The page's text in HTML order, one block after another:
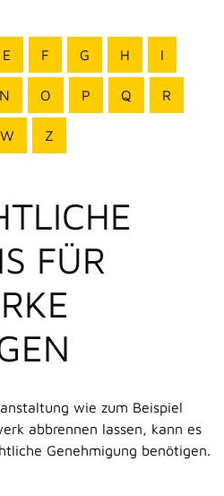
E F G H I
N O P Q R
W Z
FÜR
wie zum Beispiel
abbrennen lassen, kann es
Genehmigung benötigen.